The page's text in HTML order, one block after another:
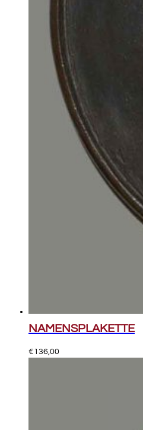
NAMENSPLAKETTE
€136,00